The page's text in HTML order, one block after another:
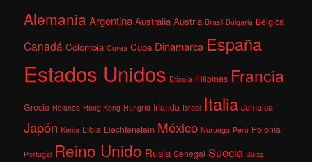
AlemaniaArgentina Australia Austria Brasil Bulgaria Bélgica
Canadá Colombia Corea Cuba Dinamarca España
Estados Unidos Etiopía Filipinas Francia
Grecia Holanda Hong Kong Hungría Irlanda Israel Italia Jamaica
Japón Kenia Libia Liechtenstein México Noruega Perú Polonia
Portugal Reino Unido Rusia Senegal Suecia Suiza